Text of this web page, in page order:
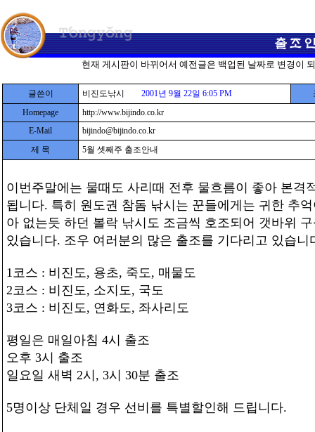
현재 게시판이 바뀌어서 예전글은 백업된 날짜로 변경이
글쓴이 비진도낚시 2001년 9월 22일 6:05 PM
Homepage
http://www.bijindo.co.kr
E-Mail
bijindo@bijindo.co.kr
제 목
5월 셋째주 출조안내
이번주말에는 물때도 사리때 전후 물흐름이 좋아 본격
됩니다. 특히 원도권 참돔 낚시는 꾼들에게는 귀한 추
아 없는듯 하던 볼락 낚시도 조금씩 호조되어 갯바위
있습니다. 조우 여러분의 많은 출조를 기다리고 있습니
1코스 : 비진도, 용초, 죽도, 매물도
2코스 : 비진도, 소지도, 국도
3코스 : 비진도, 연화도, 좌사리도
평일은 매일아침 4시 출조
오후 3시 출조
일요일 새벽 2시, 3시 30분 출조
5명이상 단체일 경우 선비를 특별할인해 드립니다.